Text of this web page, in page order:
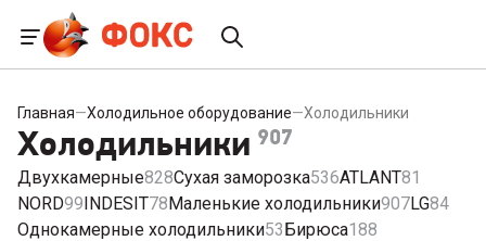
Главная—Холодильное оборудование—Холодильники
Холодильники 907
Двухкамерные828Сухая заморозка536ATLANT81
NORD99INDESIT78Маленькие холодильники907LG84
Однокамерные холодильники53Бирюса188